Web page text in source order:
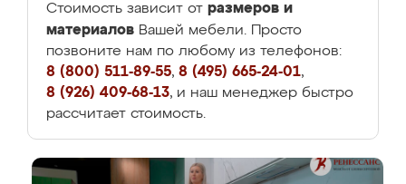
Стоимость зависит от размеров и
материалов Вашей мебели. Просто
позвоните нам по любому из телефонов:
8 (800) 511-89-55, 8 (495) 665-24-01,
8 (926) 409-68-13, и наш менеджер быстро
рассчитает стоимость.